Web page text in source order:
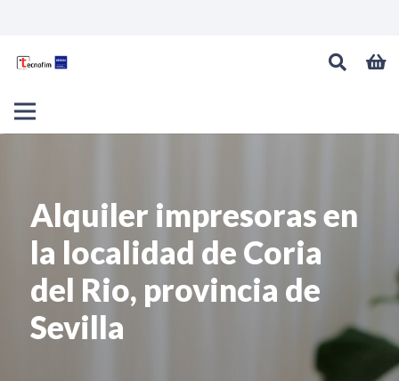
Alquiler impresoras en
la localidad de Coria
del Rio, provincia de
Sevilla